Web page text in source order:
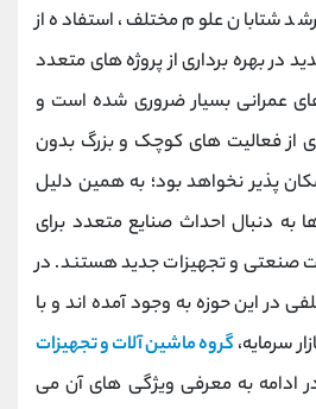
شتابان علوم مختلف، استفاده از
در بهره برداری از پروژه های متعدد
عمرانی بسیار ضروری شده است و
از فعالیت های کوچک و بزرگ بدون
پذیر نخواهد بود؛ به همین دلیل
به دنبال احداث صنایع متعدد برای
صنعتی و تجهیزات جدید هستند. در
در این حوزه به وجود آمده اند و با
سرمایه،گروه ماشین آلات و تجهیزات
ادامه به معرفی ویژگی های آن می
021-22021030
90001030
@alireza.mehrabii
@alirezamehrabi_com